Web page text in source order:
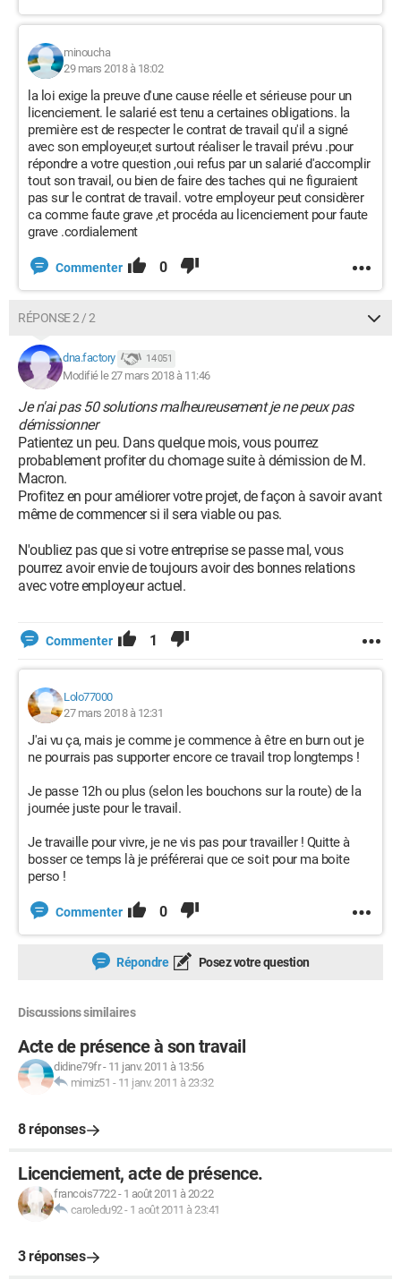
minoucha
29 mars 2018 à 18:02
la loi exige la preuve d'une cause réelle et sérieuse pour un
licenciement. le salarié est tenu a certaines obligations. la
première est de respecter le contrat de travail qu'il a signé
avec son employeur,et surtout réaliser le travail prévu .pour
répondre a votre question ,oui refus par un salarié d'accomplir
tout son travail, ou bien de faire des taches qui ne figuraient
pas sur le contrat de travail. votre employeur peut considèrer
ca comme faute grave ,et procéda au licenciement pour faute
grave .cordialement
Commenter 0
RÉPONSE 2 / 2
dna.factory 14 051
Modifié le 27 mars 2018 à 11:46
Je n'ai pas 50 solutions malheureusement je ne peux pas
démissionner
Patientez un peu. Dans quelque mois, vous pourrez
probablement profiter du chomage suite à démission de M.
Macron.
Profitez en pour améliorer votre projet, de façon à savoir avant
même de commencer si il sera viable ou pas.
N'oubliez pas que si votre entreprise se passe mal, vous
pourrez avoir envie de toujours avoir des bonnes relations
avec votre employeur actuel.
Commenter 1
Lolo77000
27 mars 2018 à 12:31
J'ai vu ça, mais je comme je commence à être en burn out je
ne pourrais pas supporter encore ce travail trop longtemps !
Je passe 12h ou plus (selon les bouchons sur la route) de la
journée juste pour le travail.
Je travaille pour vivre, je ne vis pas pour travailler ! Quitte à
bosser ce temps là je préférerai que ce soit pour ma boite
perso !
Commenter 0
Répondre Posez votre question
Discussions similaires
Acte de présence à son travail
didine79fr- 11 janv. 2011 à 13:56
mimiz51 - 11 janv. 2011 à 23:32
8 réponses
Licenciement, acte de présence.
francois7722- 1 août 2011 à 20:22
caroledu92- 1 août 2011 à 23:41
3 réponses